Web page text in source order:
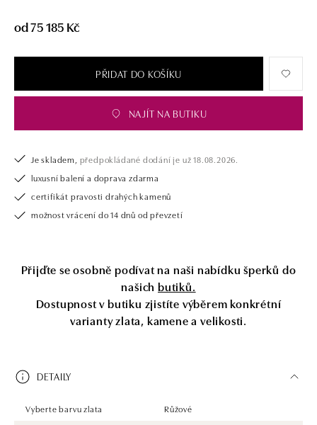
od 75 185 Kč
PŘIDAT DO KOŠÍKU
NAJÍT NA BUTIKU
Je skladem, předpokládané dodání je už 18.08.2026.
luxusní balení a doprava zdarma
certifikát pravosti drahých kamenů
možnost vrácení do 14 dnů od převzetí
Přijďte se osobně podívat na naši nabídku šperků do
našich butiků.
Dostupnost v butiku zjistíte výběrem konkrétní
varianty zlata, kamene a velikosti.
DETAILY
Vyberte barvu zlata
Růžové